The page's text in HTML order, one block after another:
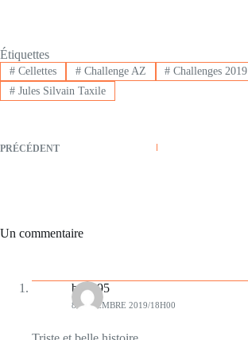
Étiquettes
#Cellettes #Challenge AZ # Challenges 2019
#Jules Silvain Taxile
PRÉCÉDENT
Un commentaire
bilbo95
8 DÉCEMBRE 2019/18H00